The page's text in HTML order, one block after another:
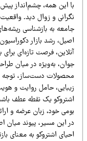
این همه، چشم‌انداز پیش‌روی
و زوال دید. واقعیت
به بازشناسی ریشه‌های
رشد بازار دکوراسیون
فرصت تازه‌ای برای
به‌ویژه در میان طراحان،
دست‌ساز، توجه
حامل روایت و هویت
یک نقطه عطف باشد؛
خود، زبان عرضه و ارائه‌اش
این مسیر، پیوند میان
اشتروکو به معنای